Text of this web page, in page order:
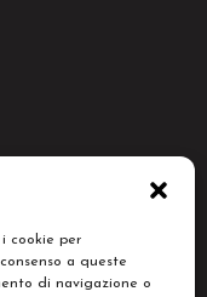
cookie per
a queste
di navigazione o